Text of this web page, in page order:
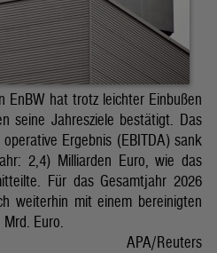
EnBW hat trotz leichter Einbußen
seine Jahresziele bestätigt. Das
Ergebnis (EBITDA) sank
2,4) Milliarden Euro, wie das
Für das Gesamtjahr 2026
weiterhin mit einem bereinigten
Mrd. Euro.
APA/Reuters